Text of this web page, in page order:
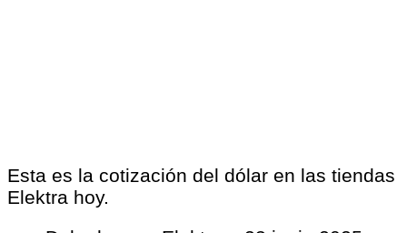
Esta es la cotización del dólar en las tiendas
Elektra hoy.